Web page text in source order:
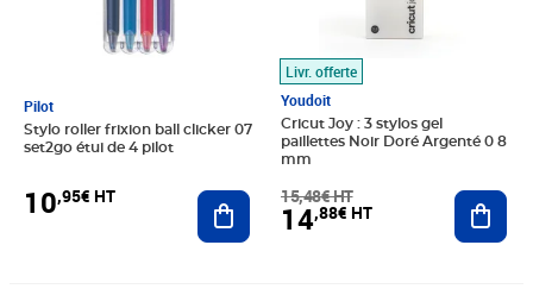
Pilot
Stylo roller frixion ball clicker 07
set2go étui de 4 pilot
10,95€ HT Ajouter au panier
Livr. offerte
Youdoit
Cricut Joy : 3 stylos gel
paillettes Noir Doré Argenté 0 8
mm
15,48€ HT
14,88€ HT